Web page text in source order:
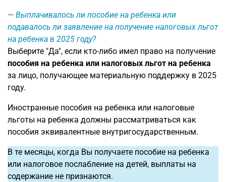
Выплачивалось ли пособие на ребенка или
подавалось ли заявление на получение налоговых льгот
на ребенка в 2025 году?
Выберите "Да", если кто-либо имел право на получение
пособия на ребенка или налоговых льгот на ребенка
за лицо, получающее материальную поддержку в 2025
году.
Иностранные пособия на ребенка или налоговые
льготы на ребенка должны рассматриваться как
пособия эквивалентные внутригосударственным.
В те месяцы, когда Вы получаете пособие на ребенка
или налоговое послабление на детей, выплаты на
содержание не признаются.